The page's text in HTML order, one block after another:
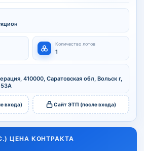
Количество лотов
1
410000, Саратовская обл, Вольск г,
53А
входа) Сайт ЭТП (после входа)
ЦЕНА КОНТРАКТА